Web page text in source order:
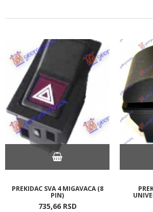
PREKIDAC SVA 4 MIGAVACA (8
PIN)
735,66 RSD